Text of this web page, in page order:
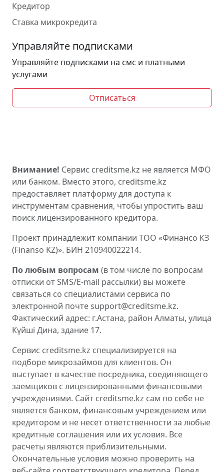
Кредитор
Ставка микрокредита
Управляйте подписками
Управляйте подписками на смс и платными
услугами
Отписаться
Внимание! Сервис creditsme.kz не является МФО
или банком. Вместо этого, creditsme.kz
предоставляет платформу для доступа к
инструментам сравнения, чтобы упростить ваш
поиск лицензированного кредитора.
Проект принадлежит компании ТОО «Финансо КЗ
(Finanso KZ)». БИН 210940022214.
По любым вопросам (в том числе по вопросам
отписки от SMS/E-mail рассылки) вы можете
связаться со специалистами сервиса по
электронной почте support@creditsme.kz.
Фактический адрес: г.Астана, район Алматы, улица
Күйші Дина, здание 17.
Сервис creditsme.kz специализируется на
подборе микрозаймов для клиентов. Он
выступает в качестве посредника, соединяющего
заемщиков с лицензированными финансовыми
учреждениями. Сайт creditsme.kz сам по себе не
является банком, финансовым учреждением или
кредитором и не несет ответственности за любые
кредитные соглашения или их условия. Все
расчеты являются приблизительными.
Окончательные условия можно проверить на